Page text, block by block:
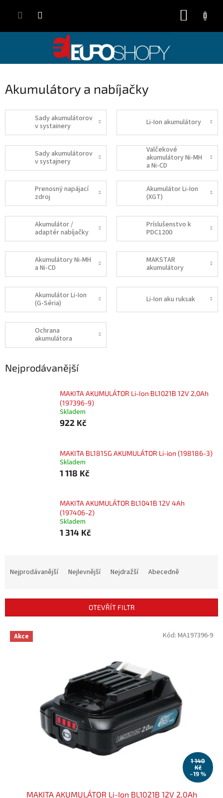
Akumulátory a nabíjačky
Sady akumulátorov
v systainery
Li-Ion akumulátory
Sady akumulátorov
v systajnery
Valčekové
akumulátory Ni-MH
a Ni-CD
Prenosný napájací
zdroj
Akumulátor Li-Ion
(XGT)
Akumulátor /
adaptér nabíjačky
Príslušenstvo k
PDC1200
Akumulátory Ni-MH
a Ni-CD
MAKSTAR
akumulátory
Akumulátor Li-Ion
(G-Séria)
Li-Ion aku ruksak
Ochrana
akumulátora
Nejprodávanější
MAKITA AKUMULÁTOR Li-Ion BL1021B 12V 2,0Ah
(197396-9)
Skladem
922 Kč
MAKITA BL1815G AKUMULÁTOR Li-ion (198186-3)
Skladem
1 118 Kč
MAKITA AKUMULÁTOR BL1041B 12V 4Ah
(197406-2)
Skladem
1 314 Kč
í
Nejprodávanější Nejlevnější Nejdražší Abecedně
OTEVŘÍT FILTR
V Akce
1 140
Kč
–19 %
MAKITA AKUMULÁTOR Li-Ion BL1021B 12V 2,0Ah
Kód: MA197396-9